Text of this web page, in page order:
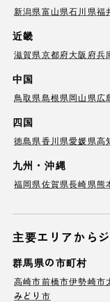
新潟県富山県石川県福
近畿
滋賀県京都府大阪府兵
中国
鳥取県島根県岡山県広
四国
徳島県香川県愛媛県高
九州・沖縄
福岡県佐賀県長崎県熊
主要エリアから
群馬県の市町村
高崎市前橋市伊勢崎市
みどり市